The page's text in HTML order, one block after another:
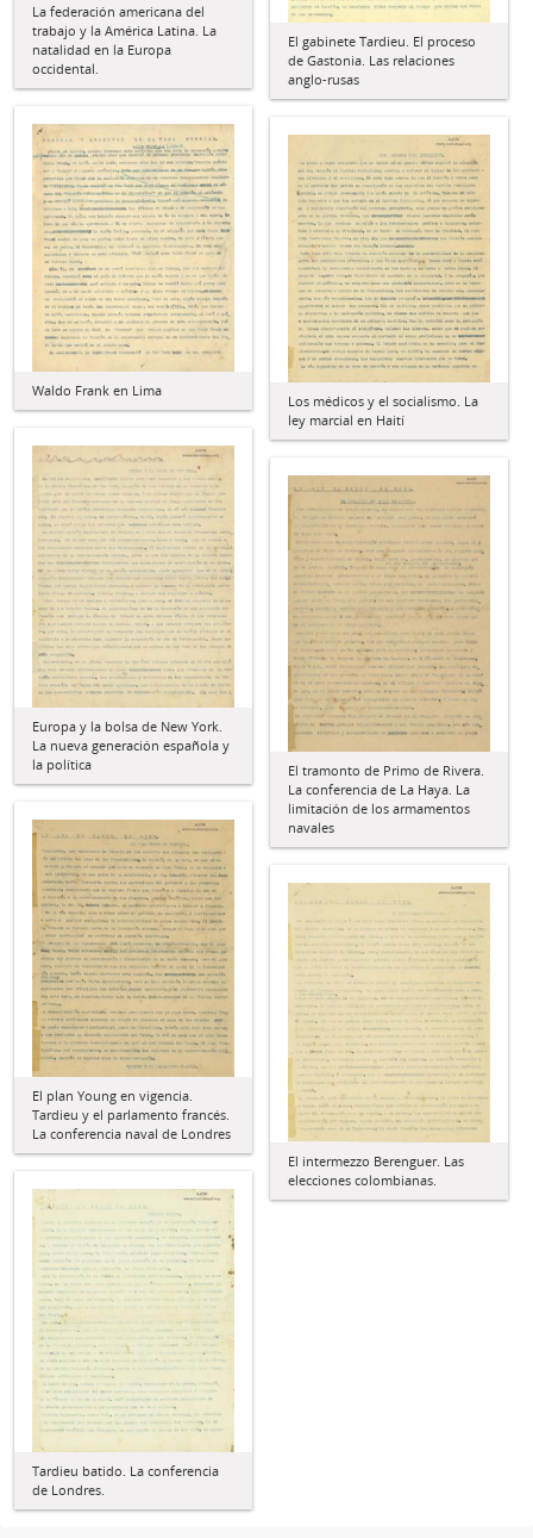
La federación americana del
trabajo y la América Latina. La
natalidad en la Europa
occidental.
El gabinete Tardieu. El proceso
de Gastonia. Las relaciones
anglo-rusas
Waldo Frank en Lima
Los médicos y el socialismo. La
ley marcial en Haití
Europa y la bolsa de New York.
La nueva generación española y
la política
El tramonto de Primo de Rivera.
La conferencia de La Haya. La
limitación de los armamentos
navales
El plan Young en vigencia.
Tardieu y el parlamento francés.
La conferencia naval de Londres
El intermezzo Berenguer. Las
elecciones colombianas.
Tardieu batido. La conferencia
de Londres.